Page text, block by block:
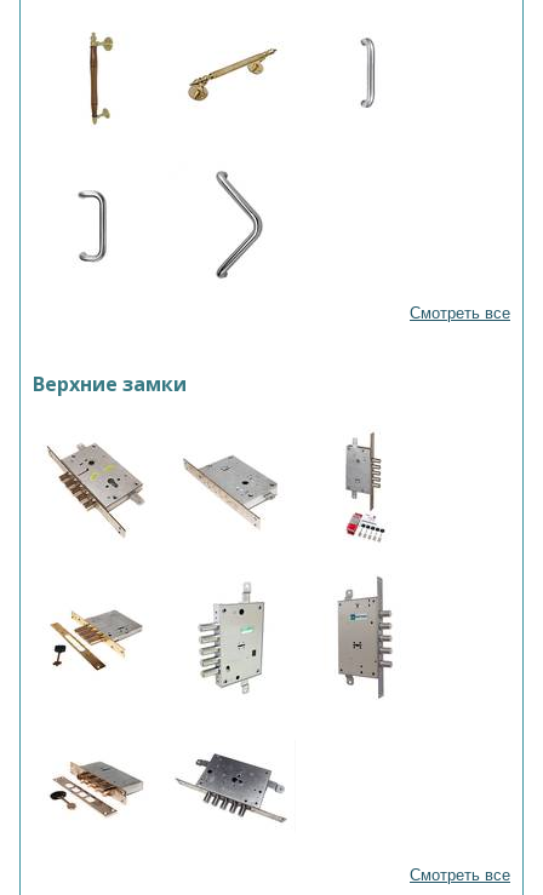
Смотреть все
Верхние замки
Смотреть все